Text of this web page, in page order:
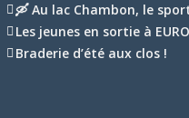
🛶 Au lac Chambon, le
Les jeunes en sortie à
Braderie d’été aux clos !